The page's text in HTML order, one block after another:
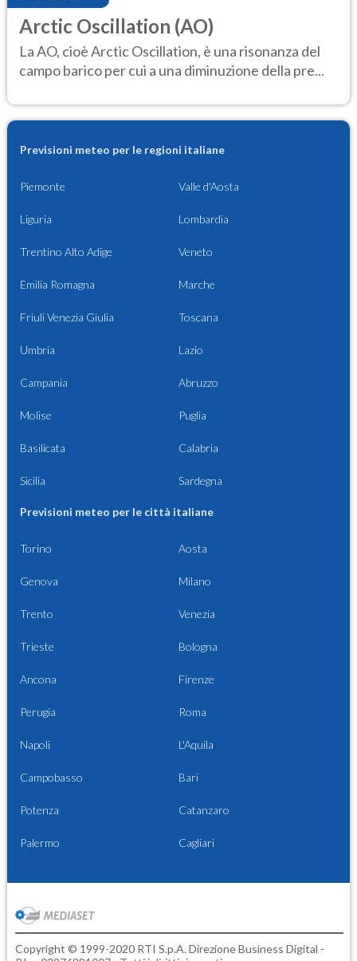
Arctic Oscillation (AO)
La AO, cioè Arctic Oscillation, è una risonanza del
campo barico per cui a una diminuzione della pre...
Previsioni meteo per le regioni italiane
Piemonte Valle d'Aosta
Liguria Lombardia
Trentino Alto Adige Veneto
Emilia Romagna Marche
Friuli Venezia Giulia Toscana
Umbria Lazio
Campania Abruzzo
Molise Puglia
Basilicata Calabria
Sicilia Sardegna
Previsioni meteo per le città italiane
Torino Aosta
Genova Milano
Trento Venezia
Trieste Bologna
Ancona Firenze
Perugia Roma
Napoli L'Aquila
Campobasso Bari
Potenza Catanzaro
Palermo Cagliari
Copyright © 1999-2020 RTI S.p.A. Direzione Business Digital -